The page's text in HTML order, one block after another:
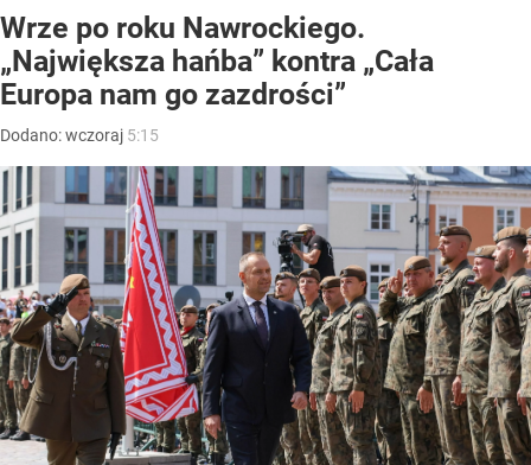
Wrze po roku Nawrockiego.
„Największa hańba” kontra „Cała
Europa nam go zazdrości”
Dodano:wczoraj 5:15